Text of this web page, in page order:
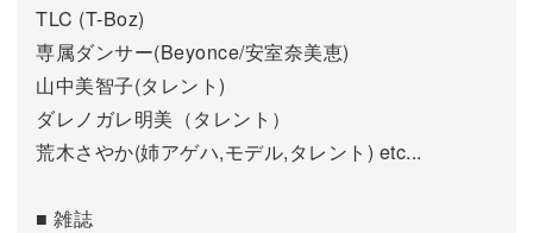
TLC (T-Boz)
専属ダンサー(Beyonce/安室奈美恵)
山中美智子(タレント)
ダレノガレ明美（タレント）
荒木さやか(姉アゲハ,モデル,タレント) etc...
■ 雑誌